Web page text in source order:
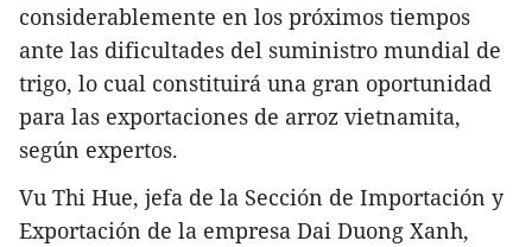
considerablemente en los próximos tiempos
ante las dificultades del suministro mundial de
trigo, lo cual constituirá una gran oportunidad
para las exportaciones de arroz vietnamita,
según expertos.
Vu Thi Hue, jefa de la Sección de Importación y
Exportación de la empresa Dai Duong Xanh,